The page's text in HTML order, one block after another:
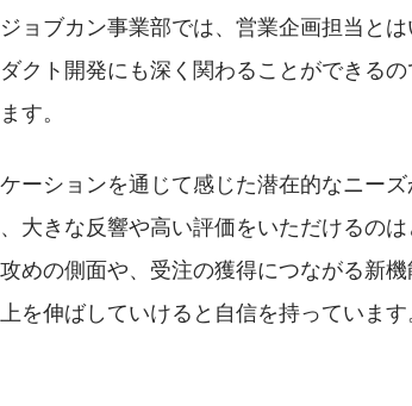
ョブカン事業部では、営業企画担当と
クト開発にも深く関わることができる
す。
ーションを通じて感じた潜在的なニー
大きな反響や高い評価をいただけるの
めの側面や、受注の獲得につながる新
を伸ばしていけると自信を持っています